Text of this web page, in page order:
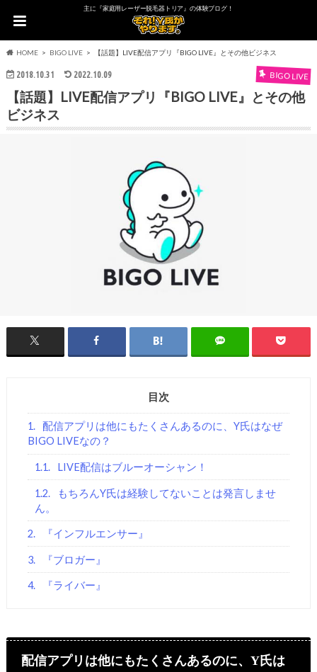
主に『家庭用レーザー脱毛器トリア』の体験ブログ！
HOME BIGO LIVE 【話題】LIVE配信アプリ『BIGO LIVE』とその他ビジネス
2018.10.31 2022.10.09 BIGO LIVE
【話題】LIVE配信アプリ『BIGO LIVE』とその他
ビジネス
目次
1. 配信アプリは他にもたくさんあるのに、Y氏はなぜ
BIGO LIVEなの？
1.1. LIVE配信はブルーオーシャン！
1.2.
もちろんY氏は経験してないことは発言しませ
ん。
2. 『インフルエンサー』
3. 『ブロガー』
4. 『ライバー』
配信アプリは他にもたくさんあるのに、Y氏は